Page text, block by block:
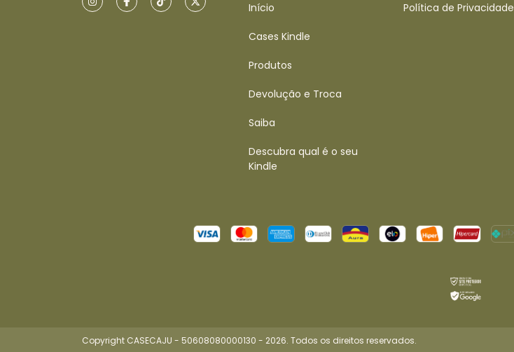
Início
Cases Kindle
Produtos
Devolução e Troca
Saiba
Descubra qual é o seu
Kindle
Política de Privacidade
Copyright CASECAJU - 50608080000130 - 2026. Todos os direitos reservados.